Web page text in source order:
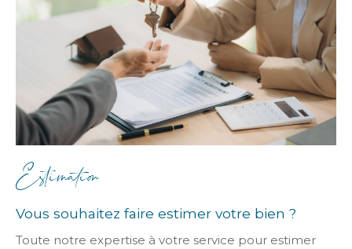
Estimation
Vous souhaitez faire estimer votre bien ?
Toute notre expertise à votre service pour estimer